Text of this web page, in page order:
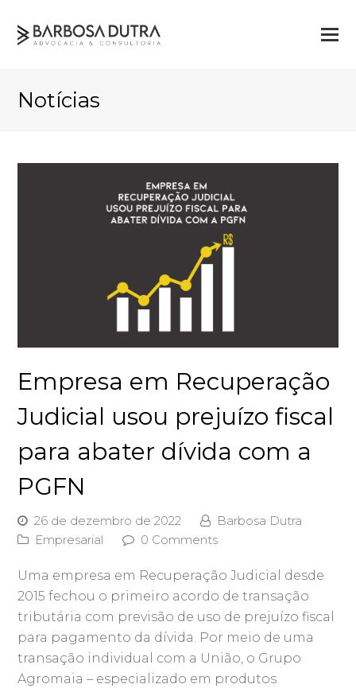
Notícias
Empresa em Recuperação
Judicial usou prejuízo fiscal
para abater dívida com a
PGFN
26 de dezembro de 2022
Barbosa Dutra
Empresarial
0 Comments
Uma empresa em Recuperação Judicial desde
2015 fechou o primeiro acordo de transação
tributária com previsão de uso de prejuízo fiscal
para pagamento da dívida. Por meio de uma
transação individual com a União, o Grupo
Agromaia – especializado em produtos